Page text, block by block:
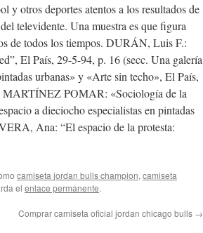
y otros deportes atentos a los resultados de
televidente. Una muestra es que figura
de todos los tiempos. DURÁN, Luis F.:
El País, 29-5-94, p. 16 (secc. Una galería
urbanas» y «Arte sin techo», El País,
POMAR: «Sociología de la
a dieciocho especialistas en pintadas
Ana: “El espacio de la protesta:
camiseta jordan bulls champion, camiseta
el enlace permanente.
Comprar camiseta oficial jordan chicago bulls →